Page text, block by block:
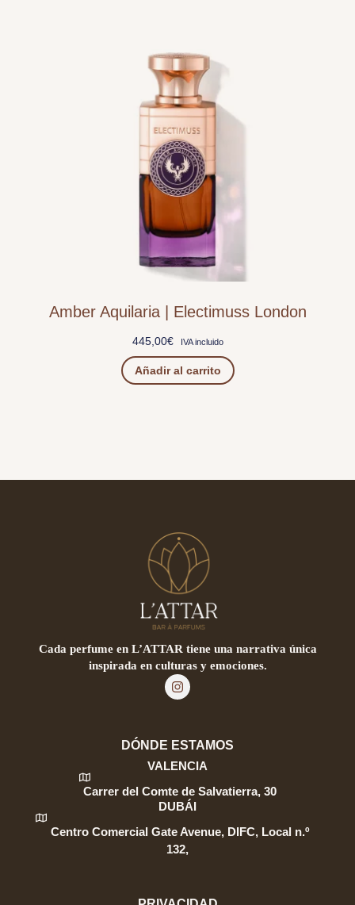
Amber Aquilaria | Electimuss London
445,00€ IVA incluido
Añadir al carrito
Cada perfume en L’ATTAR tiene una narrativa única
inspirada en culturas y emociones.
DÓNDE ESTAMOS
VALENCIA
Carrer del Comte de Salvatierra, 30
DUBÁI
Centro Comercial Gate Avenue, DIFC, Local n.º
132,